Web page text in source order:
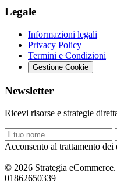
Legale
Informazioni legali
Privacy Policy
Termini e Condizioni
Gestione Cookie
Newsletter
Ricevi risorse e strategie
Acconsento al trattamento dei
© 2026 Strategia
01862650339